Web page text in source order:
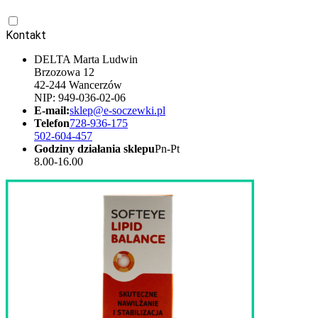
Kontakt
DELTA Marta Ludwin
Brzozowa 12
42-244 Wancerzów
NIP: 949-036-02-06
E-mail:sklep@e-soczewki.pl
Telefon728-936-175
502-604-457
Godziny działania sklepuPn-Pt
8.00-16.00